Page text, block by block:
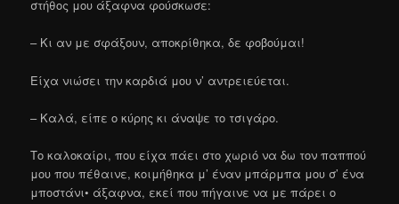
στήθος μου άξαφνα φούσκωσε:
– Κι αν με σφάξουν, αποκρίθηκα, δε φοβούμαι!
Είχα νιώσει την καρδιά μου ν’ αντρειεύεται.
– Καλά, είπε ο κύρης κι άναψε το τσιγάρο.
Το καλοκαίρι, που είχα πάει στο χωριό να δω τον παππού
μου που πέθαινε, κοιμήθηκα μ’ έναν μπάρμπα μου σ’ ένα
μποστάνι• άξαφνα, εκεί που πήγαινε να με πάρει ο